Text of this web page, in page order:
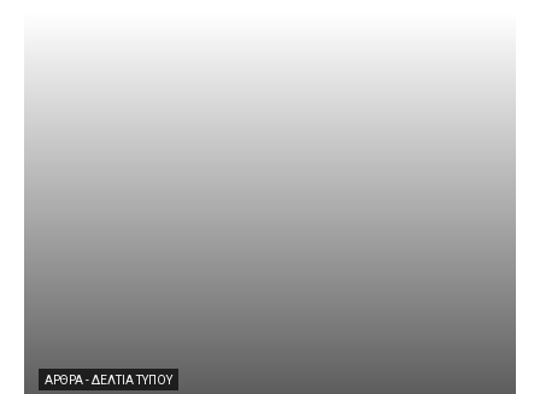
ΆΡΘΡΑ - ΔΕΛΤΊΑ ΤΎΠΟΥ